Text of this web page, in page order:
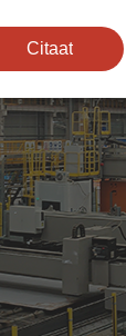
Citaat